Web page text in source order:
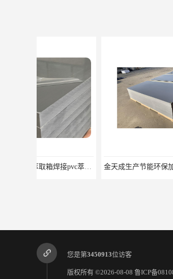
金天成生产节能环保加工耐腐蚀pvc板材
您是第3450913位访客
版权所有 ©2026-08-08 鲁ICP备